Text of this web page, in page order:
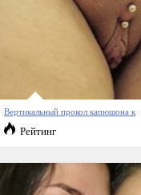
Вертикальный прокол капюшона к
Рейтинг